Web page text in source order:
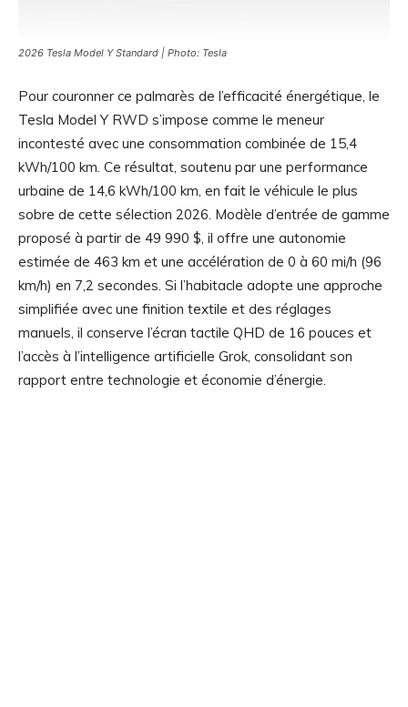
2026 Tesla Model Y Standard | Photo: Tesla
Pour couronner ce palmarès de l’efficacité énergétique, le
Tesla Model Y RWD s’impose comme le meneur
incontesté avec une consommation combinée de 15,4
kWh/100 km. Ce résultat, soutenu par une performance
urbaine de 14,6 kWh/100 km, en fait le véhicule le plus
sobre de cette sélection 2026. Modèle d’entrée de gamme
proposé à partir de 49 990 $, il offre une autonomie
estimée de 463 km et une accélération de 0 à 60 mi/h (96
km/h) en 7,2 secondes. Si l’habitacle adopte une approche
simplifiée avec une finition textile et des réglages
manuels, il conserve l’écran tactile QHD de 16 pouces et
l’accès à l’intelligence artificielle Grok, consolidant son
rapport entre technologie et économie d’énergie.